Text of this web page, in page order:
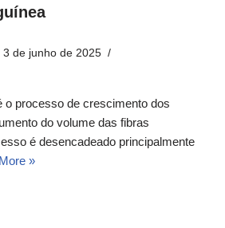
3 de junho de 2025
o processo de crescimento dos
do volume das fibras
é desencadeado principalmente
»